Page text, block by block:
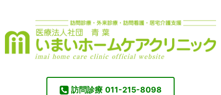
訪問診療 011-215-8098